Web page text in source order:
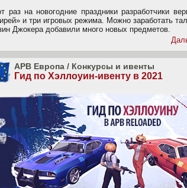
раз на новогодние праздники разработчики
и три игровых режима. Можно заработать
Джокера добавили много новых предметов.
APB Европа / Конкурсы и ивенты
Гид по Хэллоуин-ивенту в 2021